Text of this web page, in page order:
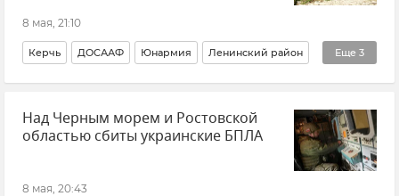
8 мая, 21:10
Еще 3
Керчь ДОСААФ Юнармия Ленинский район
Крым Новости Крыма Видео
Над Черным морем и Ростовской
областью сбиты украинские БПЛА
8 мая, 20:43